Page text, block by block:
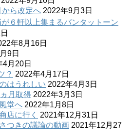
ら改定へ 2022年9月3日
６軒以上集まるバンタットーン
年8月16日
9日
4月20日
？ 2022年4月17日
はうれしい 2022年4月3日
月取得 2022年3月3日
堂へ 2022年1月8日
店に行く
2021年12月31日
つきの議論の動画 2021年12月27